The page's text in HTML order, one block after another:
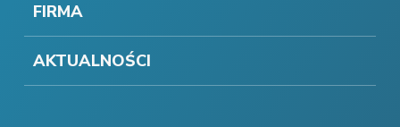
FIRMA
AKTUALNOŚCI